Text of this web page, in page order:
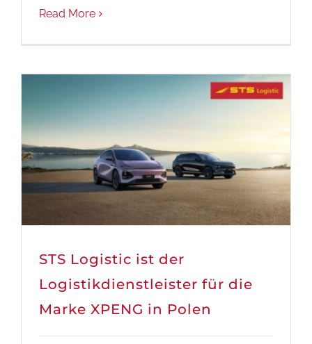
Read More
STS Logistic ist der
Logistikdienstleister für die
Marke XPENG in Polen